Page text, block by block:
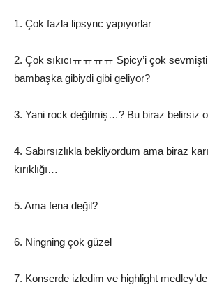
1. Çok fazla lipsync yapıyorlar
2. Çok sıkıcıㅠㅠㅠㅠ Spicy’i çok
bambaşka gibiydi gibi geliyor?
3. Yani rock değilmiş…? Bu biraz belirsiz
4. Sabırsızlıkla bekliyordum ama biraz
kırıklığı…
5. Ama fena değil?
6. Ningning çok güzel
7. Konserde izledim ve highlight